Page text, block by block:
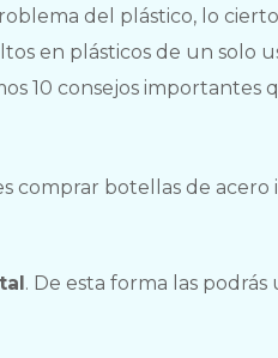
del plástico, lo
en plásticos de un solo
10 consejos importantes
comprar botellas de
. De esta forma las podrás